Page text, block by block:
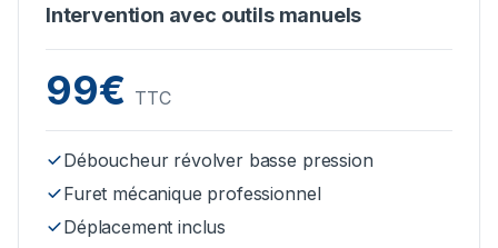
Intervention avec outils manuels
99€ TTC
Déboucheur révolver basse pression
Furet mécanique professionnel
Déplacement inclus